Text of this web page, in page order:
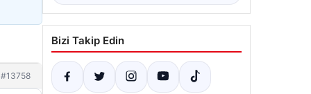
#13758
Bizi Takip Edin